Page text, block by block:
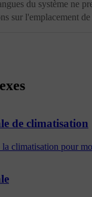
du système ne
sur l'emplacement
de climatisation
climatisation pour